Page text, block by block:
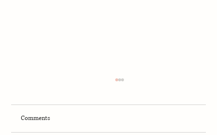
Comments